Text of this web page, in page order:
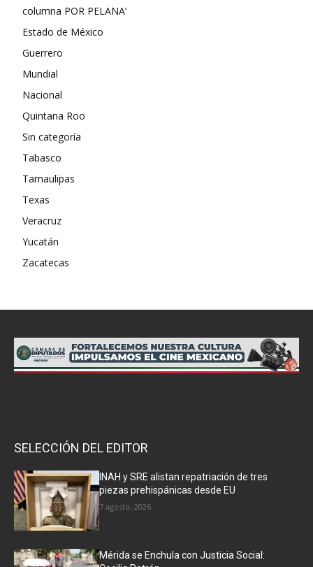
columna POR PELANA’
Estado de México
Guerrero
Mundial
Nacional
Quintana Roo
Sin categoría
Tabasco
Tamaulipas
Texas
Veracruz
Yucatán
Zacatecas
SELECCIÓN DEL EDITOR
INAH y SRE alistan repatriación de tres
piezas prehispánicas desde EU
7 agosto, 2026
Mérida se Enchula con Justicia Social: